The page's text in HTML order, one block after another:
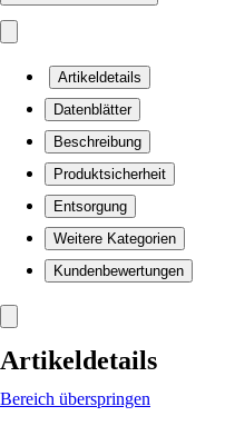
Artikeldetails
Datenblätter
Beschreibung
Produktsicherheit
Entsorgung
Weitere Kategorien
Kundenbewertungen
Artikeldetails
Bereich überspringen